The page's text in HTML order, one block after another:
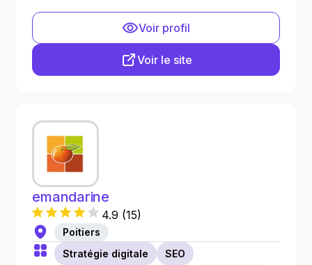
Voir profil
Voir le site
emandarine
4.9 (15)
Poitiers
Stratégie digitale
SEO